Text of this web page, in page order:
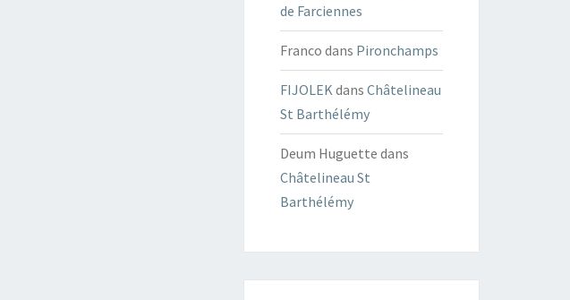
de Farciennes
Franco dans Pironchamps
FIJOLEK dans Châtelineau
St Barthélémy
Deum Huguette dans
Châtelineau St
Barthélémy